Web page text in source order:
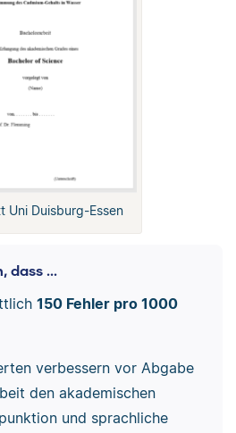
Uni Duisburg-Essen
dass ...
150 Fehler pro 1000
verbessern vor Abgabe
den akademischen
und sprachliche